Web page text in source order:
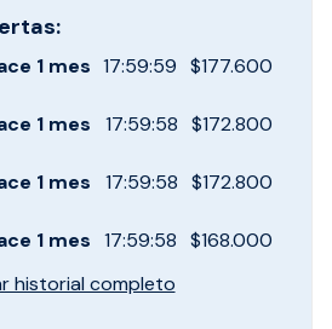
1 mes 17:59:59 $177.600
1 mes 17:59:58 $172.800
1 mes 17:59:58 $172.800
1 mes 17:59:58 $168.000
historial completo